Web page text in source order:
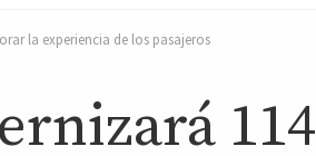
la experiencia de los pasajeros
114